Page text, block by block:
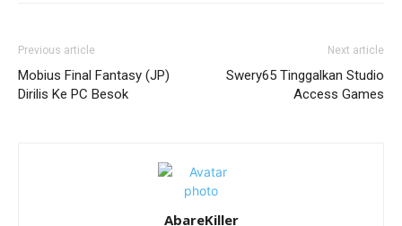
Previous article
Mobius Final Fantasy (JP)
Dirilis Ke PC Besok
Next article
Swery65 Tinggalkan Studio
Access Games
AbareKiller